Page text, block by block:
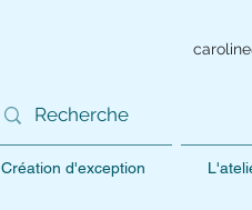
Création d'exception